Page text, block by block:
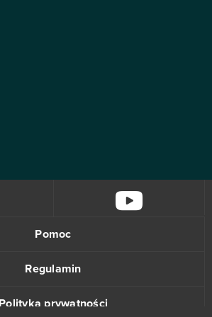
Pomoc
Regulamin
Polityka prywatności